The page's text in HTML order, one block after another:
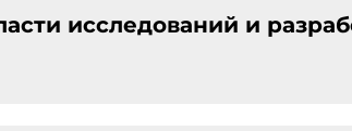
исследований и